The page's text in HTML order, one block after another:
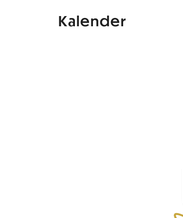
Kalender